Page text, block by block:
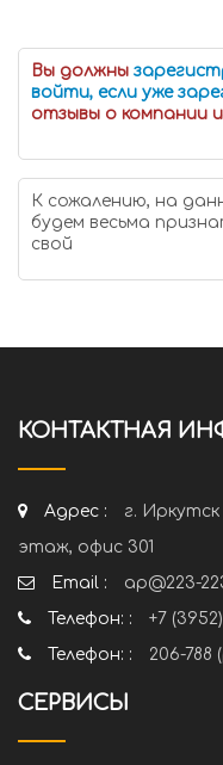
Вы должны
войти, если уже
отзывы о компании
К сожалению, на
будем весьма
свой
КОНТАКТНАЯ
Адрес :
г.
этаж, офис 301
Email :
ap@223-
Телефон: :
+7
Телефон: :
206-788
СЕРВИСЫ